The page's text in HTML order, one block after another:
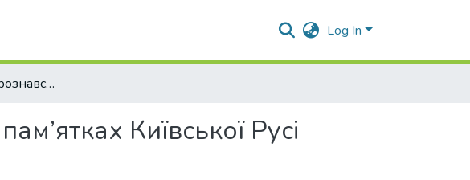
Log In
Початки літературознавства в письмових пам’ятках Київської Русі
Київської Русі